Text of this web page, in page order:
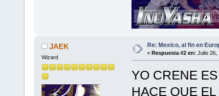
JAEK
Wizard
Re: Mexico, al fin en
« Respuesta #2 en: Julio 26,
YO CRENE
HACE QUE